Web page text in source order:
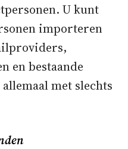
U kunt
importeren
en bestaande
met slechts